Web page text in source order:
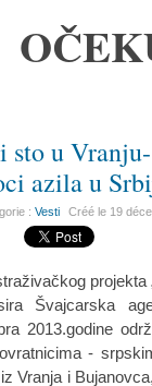
sto u
azila u
:Vesti Créé le 19
projekta
Švajcarska
2013.godine
-
Vranja i